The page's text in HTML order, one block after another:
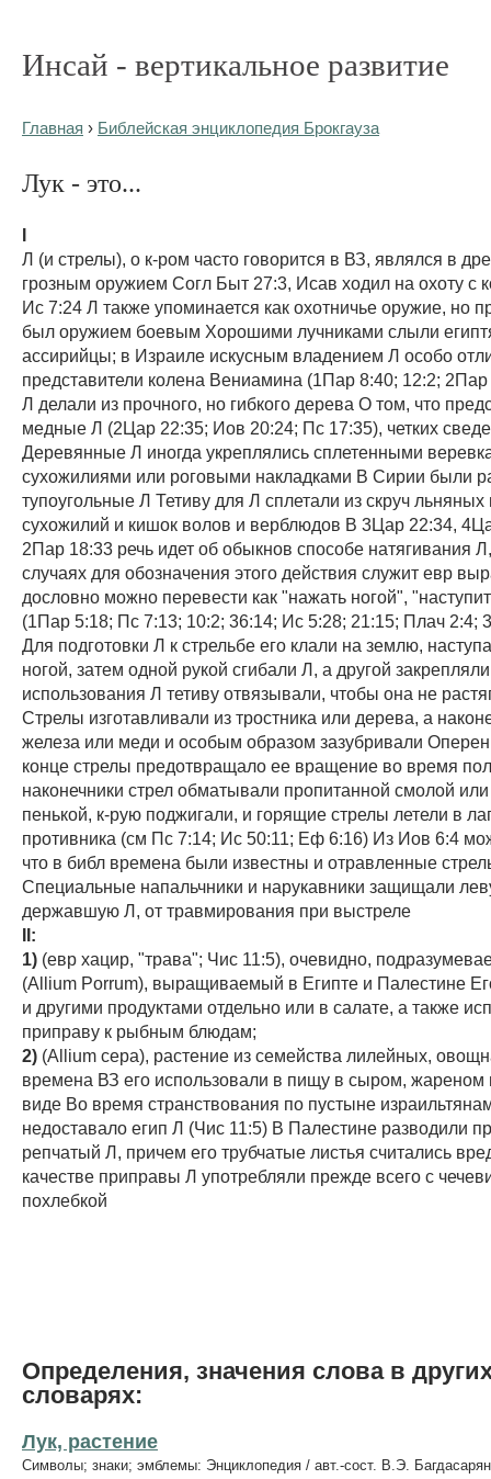
Инсай - вертикальное развитие
Главная › Библейская энциклопедия Брокгауза
Лук - это...
I
Л (и стрелы), о к-ром часто говорится в ВЗ, являлся в
грозным оружием Согл Быт 27:3, Исав ходил на охоту с
Ис 7:24 Л также упоминается как охотничье оружие, но
был оружием боевым Хорошими лучниками слыли
ассирийцы; в Израиле искусным владением Л особо
представители колена Вениамина (1Пар 8:40; 12:2;
Л делали из прочного, но гибкого дерева О том, что
медные Л (2Цар 22:35; Иов 20:24; Пс 17:35), четких
Деревянные Л иногда укреплялись сплетенными
сухожилиями или роговыми накладками В Сирии были
тупоугольные Л Тетиву для Л сплетали из скруч льняных
сухожилий и кишок волов и верблюдов В 3Цар 22:34,
2Пар 18:33 речь идет об обыкнов способе натягивания
случаях для обозначения этого действия служит евр
дословно можно перевести как "нажать ногой",
(1Пар 5:18; Пс 7:13; 10:2; 36:14; Ис 5:28; 21:15; Плач 2:4;
Для подготовки Л к стрельбе его клали на землю,
ногой, затем одной рукой сгибали Л, а другой
использования Л тетиву отвязывали, чтобы она не
Стрелы изготавливали из тростника или дерева, а
железа или меди и особым образом зазубривали
конце стрелы предотвращало ее вращение во время
наконечники стрел обматывали пропитанной смолой
пенькой, к-рую поджигали, и горящие стрелы летели в
противника (см Пс 7:14; Ис 50:11; Еф 6:16) Из Иов 6:4
что в библ времена были известны и отравленные
Специальные напальчники и нарукавники защищали
державшую Л, от травмирования при выстреле
II:
1) (евр хацир, "трава"; Чис 11:5), очевидно,
(Allium Porrum), выращиваемый в Египте и Палестине
и другими продуктами отдельно или в салате, а также
приправу к рыбным блюдам;
2) (Allium cepa), растение из семейства лилейных,
времена ВЗ его использовали в пищу в сыром, жареном
виде Во время странствования по пустыне
недоставало егип Л (Чис 11:5) В Палестине разводили
репчатый Л, причем его трубчатые листья считались
качестве приправы Л употребляли прежде всего с
похлебкой
Определения, значения слова в
словарях:
Лук, растение
Символы; знаки; эмблемы: Энциклопедия / авт.-сост. В.Э.